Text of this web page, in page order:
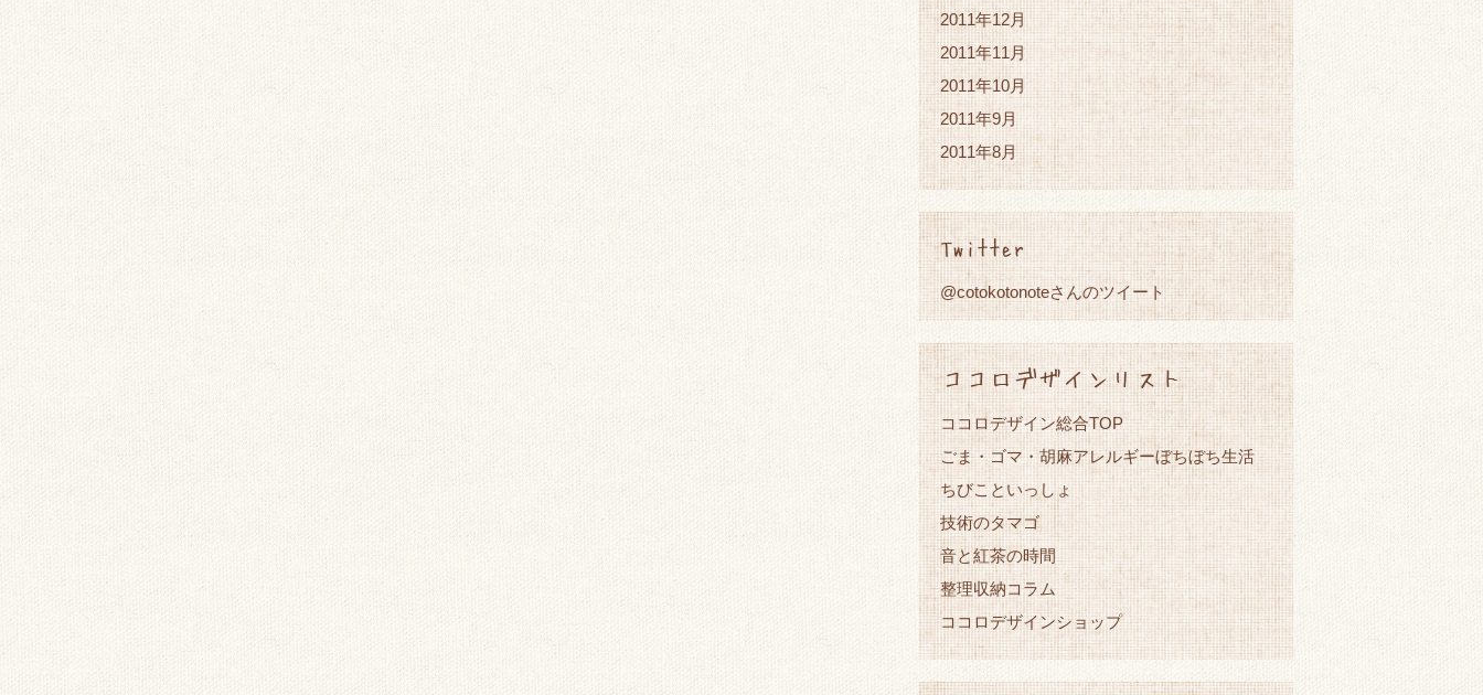
2011年12月
2011年11月
2011年10月
2011年9月
2011年8月
Twitter
@cotokotonoteさんのツイート
ココロデザインリスト
ココロデザイン総合TOP
ごま・ゴマ・胡麻アレルギーぼちぼち生活
ちびこといっしょ
技術のタマゴ
音と紅茶の時間
整理収納コラム
ココロデザインショップ